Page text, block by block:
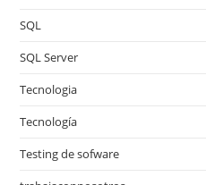
SQL
SQL Server
Tecnologia
Tecnología
Testing de sofware